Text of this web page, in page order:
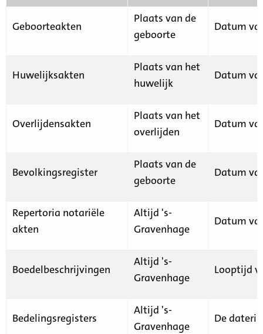
Geboorteakten
Plaats van de
geboorte
Datum
Huwelijksakten
Plaats van het
huwelijk
Datum
Overlijdensakten
Plaats van het
overlijden
Datum
Bevolkingsregister
Plaats van de
geboorte
Datum
Repertoria notariële
akten
Altijd 's-
Gravenhage
Datum
Boedelbeschrijvingen
Altijd 's-
Gravenhage
Looptijd
Bedelingsregisters
Altijd 's-
Gravenhage
De